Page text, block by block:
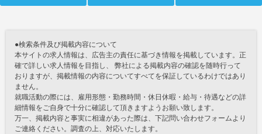
●検索条件及び掲載内容について
本サイトの求人情報は、広告主の責任に基づき情報を掲載しています。正
確で詳しい求人情報を目指し、 弊社による掲載内容の確認を随時行って
おりますが、掲載情報の内容についてすべてを保証しているわけではあり
ません。
就職活動の際には、雇用形態・勤務時間・休日休暇・給与・待遇などの詳
細情報をご自身で十分に確認して頂きますようお願い致します。
万一、掲載内容と事実に相違があった際は、下記問い合わせフォームより
ご連絡ください。調査の上、対応いたします。